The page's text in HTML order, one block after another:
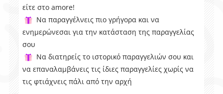
είτε στο amore!
Να παραγγέλνεις πιο γρήγορα και να
ενημερώνεσαι για την κατάσταση της παραγγελίας
σου
Να διατηρείς το ιστορικό παραγγελιών σου και
να επαναλαμβάνεις τις ίδιες παραγγελίες χωρίς να
τις φτιάχνεις πάλι από την αρχή